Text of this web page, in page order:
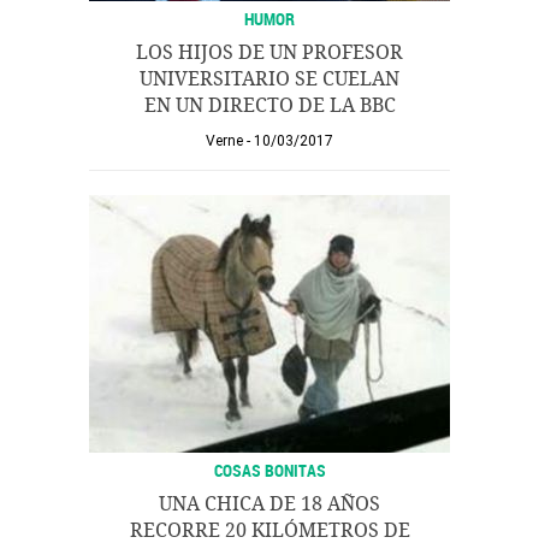
HUMOR
LOS HIJOS DE UN PROFESOR
UNIVERSITARIO SE CUELAN
EN UN DIRECTO DE LA BBC
Verne 10/03/2017
COSAS BONITAS
UNA CHICA DE 18 AÑOS
RECORRE 20 KILÓMETROS DE